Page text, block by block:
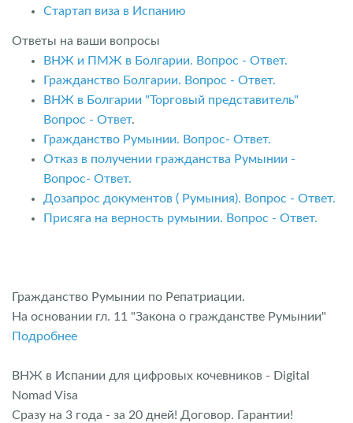
Стартап виза в Испанию
Ответы на ваши вопросы
ВНЖ и ПМЖ в Болгарии. Вопрос - Ответ.
Гражданство Болгарии. Вопрос - Ответ.
ВНЖ в Болгарии "Торговый представитель"
Вопрос - Ответ.
Гражданство Румынии. Вопрос- Ответ.
Отказ в получении гражданства Румынии -
Вопрос- Ответ.
Дозапрос документов ( Румыния). Вопрос - Ответ.
Присяга на верность румынии. Вопрос - Ответ.
Гражданство Румынии по Репатриации.
На основании гл. 11 "Закона о гражданстве Румынии"
Подробнее
ВНЖ в Испании для цифровых кочевников - Digital
Nomad Visa
Сразу на 3 года - за 20 дней! Договор. Гарантии!